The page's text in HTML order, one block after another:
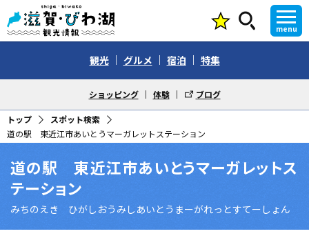
menu
観光 グルメ 宿泊 特集
ショッピング 体験 ブログ
トップ
スポット検索
道の駅 東近江市あいとうマーガレットステーション
道の駅 東近江市あいとうマーガレットス
テーション
みちのえき ひがしおうみしあいとうまーがれっとすてーしょん